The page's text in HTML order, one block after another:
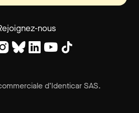
nous
d’Identicar SAS.